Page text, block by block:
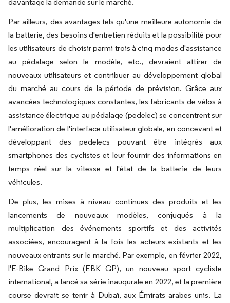
davantage la demande sur le marché.
Par ailleurs, des avantages tels qu'une meilleure autonomie de
la batterie, des besoins d'entretien réduits et la possibilité pour
les utilisateurs de choisir parmi trois à cinq modes d'assistance
au pédalage selon le modèle, etc., devraient attirer de
nouveaux utilisateurs et contribuer au développement global
du marché au cours de la période de prévision. Grâce aux
avancées technologiques constantes, les fabricants de vélos à
assistance électrique au pédalage (pedelec) se concentrent sur
l'amélioration de l'interface utilisateur globale, en concevant et
développant des pedelecs pouvant être intégrés aux
smartphones des cyclistes et leur fournir des informations en
temps réel sur la vitesse et l'état de la batterie de leurs
véhicules.
De plus, les mises à niveau continues des produits et les
lancements de nouveaux modèles, conjugués à la
multiplication des événements sportifs et des activités
associées, encouragent à la fois les acteurs existants et les
nouveaux entrants sur le marché. Par exemple, en février 2022,
l'E-Bike Grand Prix (EBK GP), un nouveau sport cycliste
international, a lancé sa série inaugurale en 2022, et la première
course devrait se tenir à Dubaï, aux Émirats arabes unis. La